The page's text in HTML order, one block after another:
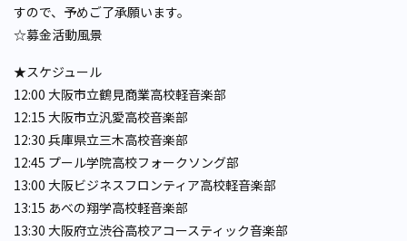
すので、予めご了承願います。
☆募金活動風景
★スケジュール
12:00 大阪市立鶴見商業高校軽音楽部
12:15 大阪市立汎愛高校音楽部
12:30 兵庫県立三木高校音楽部
12:45 プール学院高校フォークソング部
13:00 大阪ビジネスフロンティア高校軽音楽部
13:15 あべの翔学高校軽音楽部
13:30 大阪府立渋谷高校アコースティック音楽部